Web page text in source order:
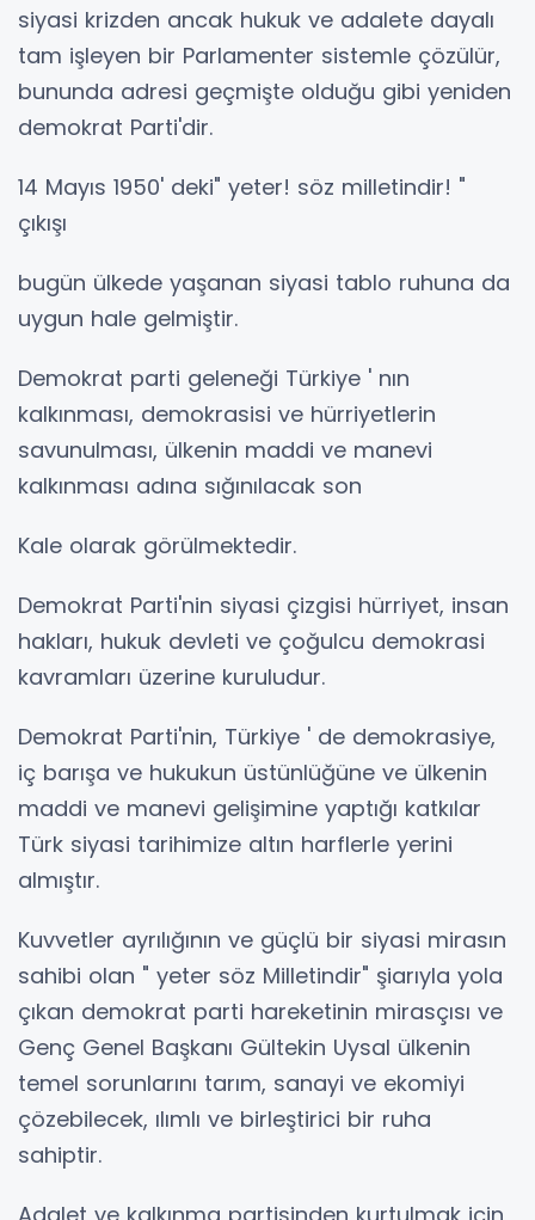
siyasi krizden ancak hukuk ve adalete dayalı
tam işleyen bir Parlamenter sistemle çözülür,
bununda adresi geçmişte olduğu gibi yeniden
demokrat Parti'dir.
14 Mayıs 1950' deki" yeter! söz milletindir! "
çıkışı
bugün ülkede yaşanan siyasi tablo ruhuna da
uygun hale gelmiştir.
Demokrat parti geleneği Türkiye ' nın
kalkınması, demokrasisi ve hürriyetlerin
savunulması, ülkenin maddi ve manevi
kalkınması adına sığınılacak son
Kale olarak görülmektedir.
Demokrat Parti'nin siyasi çizgisi hürriyet, insan
hakları, hukuk devleti ve çoğulcu demokrasi
kavramları üzerine kuruludur.
Demokrat Parti'nin, Türkiye ' de demokrasiye,
iç barışa ve hukukun üstünlüğüne ve ülkenin
maddi ve manevi gelişimine yaptığı katkılar
Türk siyasi tarihimize altın harflerle yerini
almıştır.
Kuvvetler ayrılığının ve güçlü bir siyasi mirasın
sahibi olan " yeter söz Milletindir" şiarıyla yola
çıkan demokrat parti hareketinin mirasçısı ve
Genç Genel Başkanı Gültekin Uysal ülkenin
temel sorunlarını tarım, sanayi ve ekomiyi
çözebilecek, ılımlı ve birleştirici bir ruha
sahiptir.